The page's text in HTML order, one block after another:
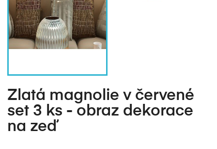
Zlatá magnolie v červené
set 3 ks - obraz dekorace
na zeď